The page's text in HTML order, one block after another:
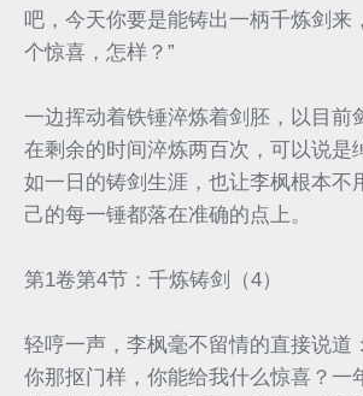
吧，今天你要是能铸出一柄千炼剑来
个惊喜，怎样？”
一边挥动着铁锤淬炼着剑胚，以目前
在剩余的时间淬炼两百次，可以说是
如一日的铸剑生涯，也让李枫根本不
己的每一锤都落在准确的点上。
第1卷第4节：千炼铸剑（4）
轻哼一声，李枫毫不留情的直接说道
你那抠门样，你能给我什么惊喜？一